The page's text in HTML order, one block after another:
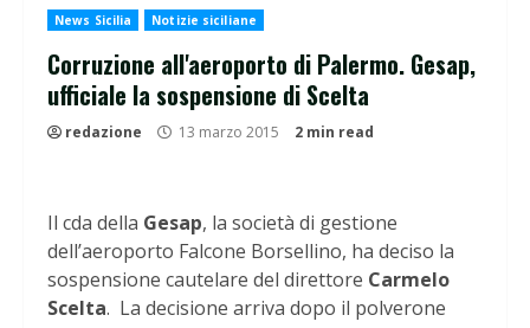
News Sicilia Notizie siciliane
Corruzione all'aeroporto di Palermo. Gesap,
ufficiale la sospensione di Scelta
redazione 13 marzo 2015 2 min read
Il cda della Gesap, la società di gestione
dell’aeroporto Falcone Borsellino, ha deciso la
sospensione cautelare del direttore Carmelo
Scelta. La decisione arriva dopo il polverone